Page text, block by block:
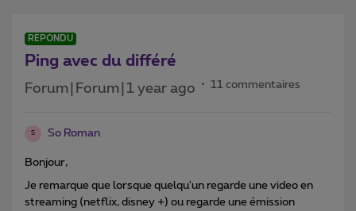
RÉPONDU
Ping avec du différé
Forum|Forum|1 year ago 11 commentaires
S So Roman
Bonjour,
Je remarque que lorsque quelqu'un regarde une video en
streaming (netflix, disney +) ou regarde une émission